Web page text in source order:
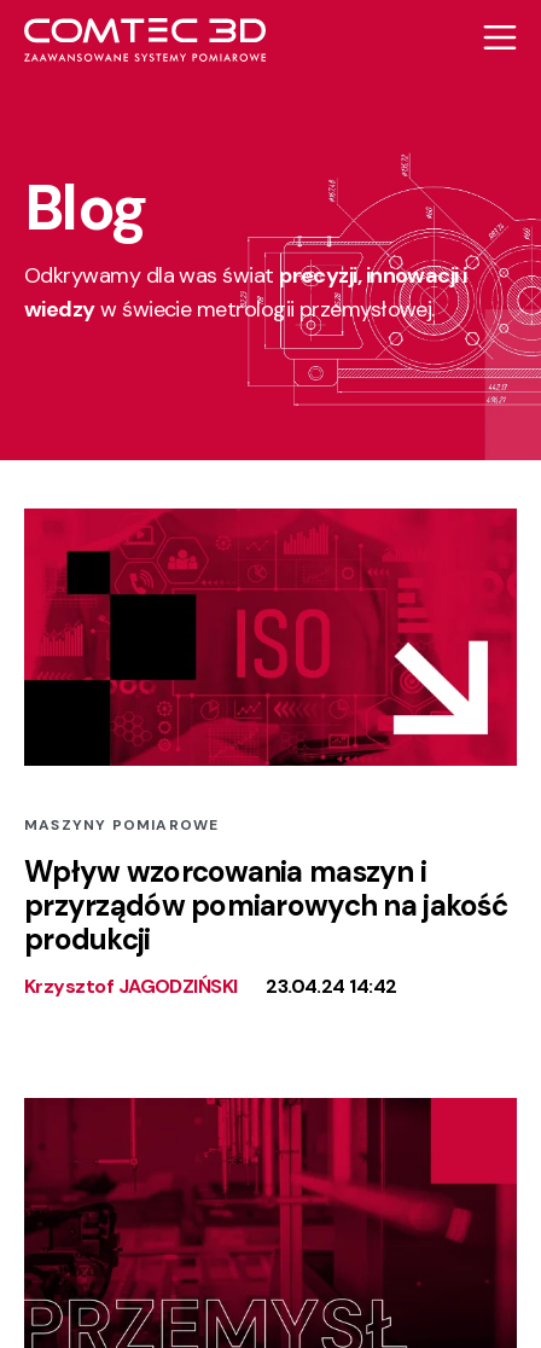
Blog
Odkrywamy dla was świat precyzji, innowacji i
wiedzyw świecie metrologii przemysłowej.
MASZYNY POMIAROWE
Wpływ wzorcowania maszyn i
przyrządów pomiarowych na jakość
produkcji
Krzysztof JAGODZIŃSKI 23.04.24 14:42